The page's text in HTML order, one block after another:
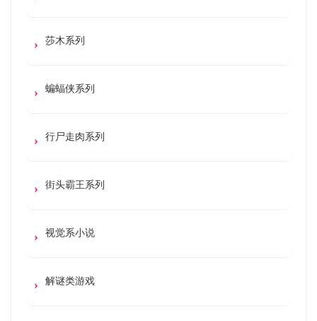
莎木系列
蝙蝠侠系列
行尸走肉系列
街头霸王系列
视觉系小说
解谜类游戏